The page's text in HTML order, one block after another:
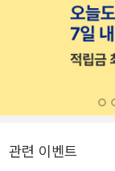
관련 이벤트